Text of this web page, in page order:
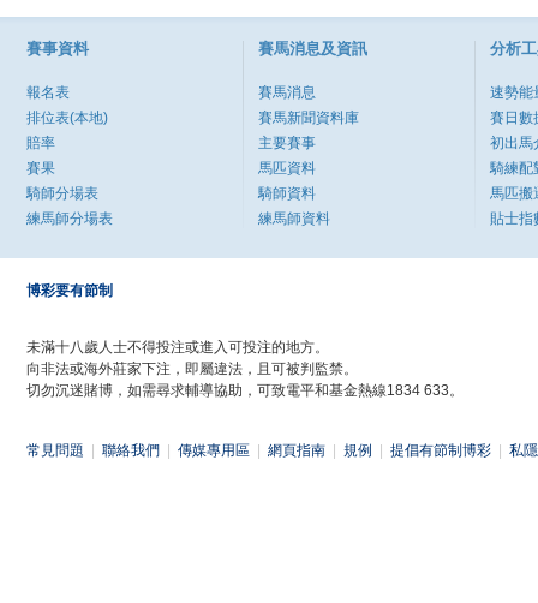
賽事資料
報名表
排位表(本地)
賠率
賽果
騎師分場表
練馬師分場表
賽馬消息及資訊
賽馬消息
賽馬新聞資料庫
主要賽事
馬匹資料
騎師資料
練馬師資料
分析
速勢能
賽日數
初出馬
騎練配
馬匹搬
貼士指
博彩要有節制
未滿十八歲人士不得投注或進入可投注的地方。
向非法或海外莊家下注，即屬違法，且可被判監禁。
切勿沉迷賭博，如需尋求輔導協助，可致電平和基金熱線1834 633。
常見問題 聯絡我們 傳媒專用區 網頁指南 規例 提倡有節制博彩 私